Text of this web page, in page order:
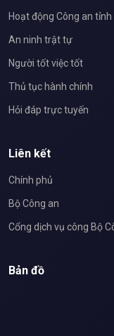
Hoạt động Công an tỉnh
An ninh trật tự
Người tốt việc tốt
Thủ tục hành chính
Hỏi đáp trực tuyến
Liên kết
Chính phủ
Bộ Công an
Cổng dịch vụ công Bộ
Bản đồ